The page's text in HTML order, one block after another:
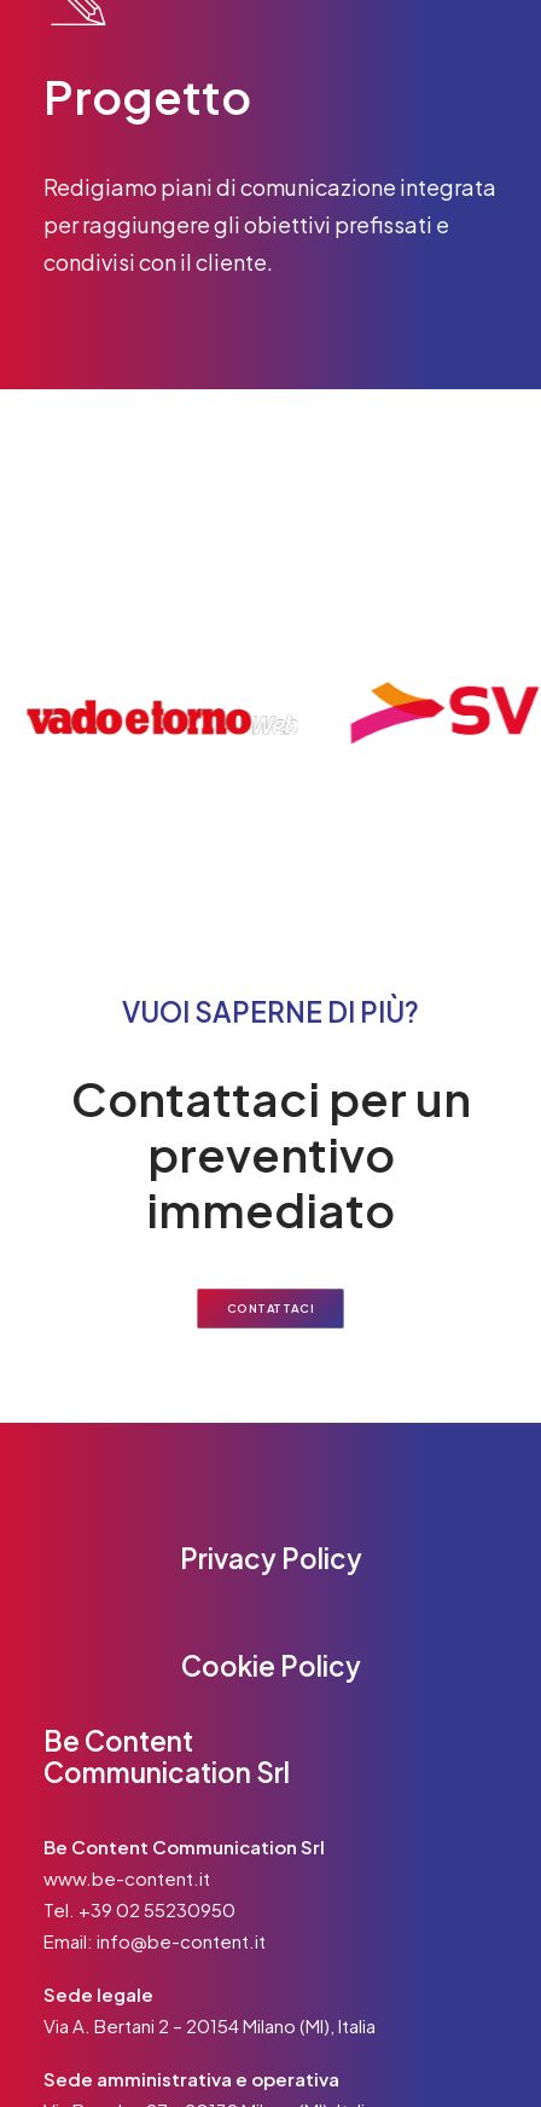
Progetto
Redigiamo piani di comunicazione integrata
per raggiungere gli obiettivi prefissati e
condivisi con il cliente.
VUOI SAPERNE DI PIÙ?
Contattaci per un
preventivo
immediato
CONTATTACI
Privacy Policy
Cookie Policy
Be Content
Communication Srl
Be Content Communication Srl
www.be-content.it
Tel. +39 02 55230950
Email: info@be-content.it
Sede legale
Via A. Bertani 2 – 20154 Milano (MI), Italia
Sede amministrativa e operativa